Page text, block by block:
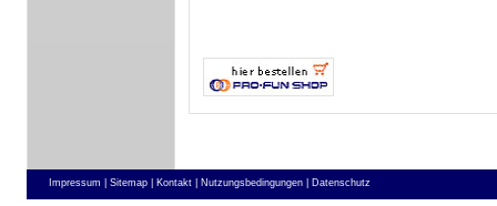
Impressum | Sitemap | Kontakt | Nutzungsbedingungen | Datenschutz